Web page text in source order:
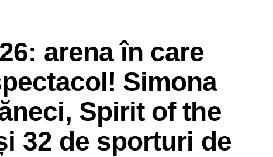
arena în care
Simona
Spirit of the
32 de sporturi de